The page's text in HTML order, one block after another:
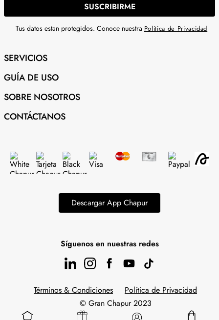
SUSCRIBIRME
Tus datos estan protegidos. Conoce nuestra Política de Privacidad
SERVICIOS
GUÍA DE USO
SOBRE NOSOTROS
CONTÁCTANOS
Descargar App Chapur
Síguenos en nuestras redes
Términos & Condiciones
Política de Privacidad
© Gran Chapur 2023